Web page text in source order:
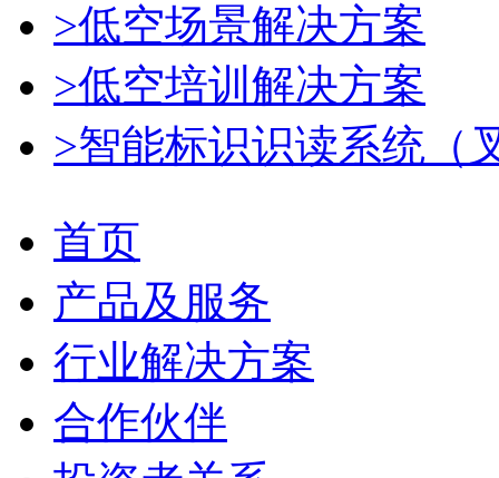
>低空场景解决方案
>低空培训解决方案
>智能标识识读系统（
首页
产品及服务
行业解决方案
合作伙伴